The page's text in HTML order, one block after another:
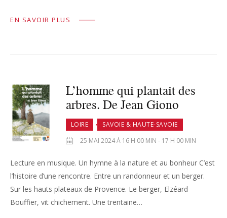
EN SAVOIR PLUS
L’homme qui plantait des
arbres. De Jean Giono
LOIRE ,
SAVOIE & HAUTE-SAVOIE
25 MAI 2024 À 16 H 00 MIN - 17 H 00 MIN
Lecture en musique. Un hymne à la nature et au bonheur C’est
l’histoire d’une rencontre. Entre un randonneur et un berger.
Sur les hauts plateaux de Provence. Le berger, Elzéard
Bouffier, vit chichement. Une trentaine…